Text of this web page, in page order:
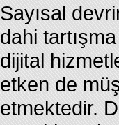
Sayısal
dahi
dijital
etken de
etmektedir.